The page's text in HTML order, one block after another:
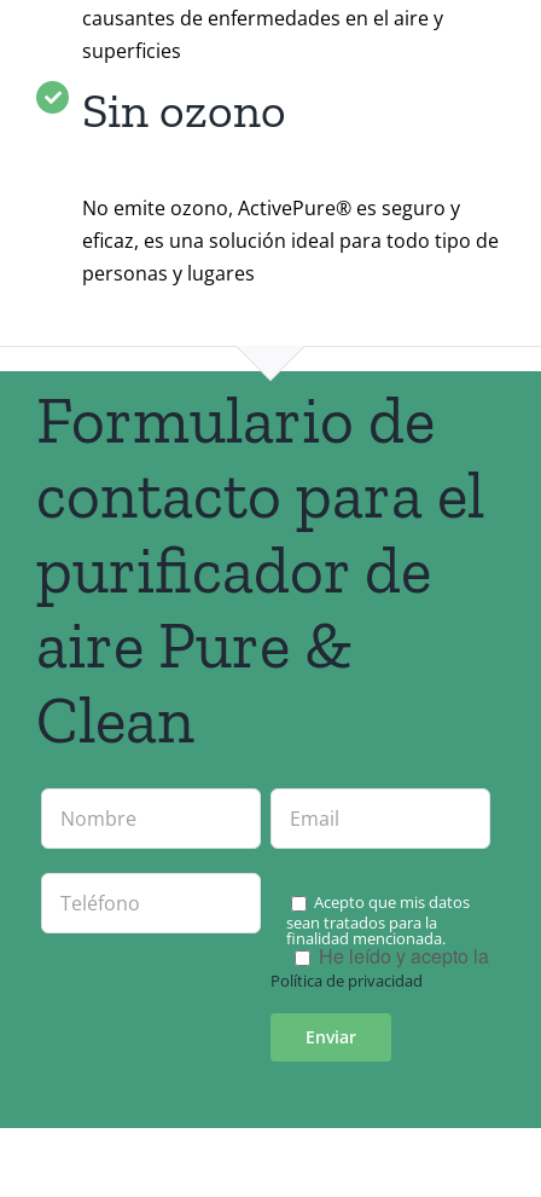
causantes de enfermedades en el aire y
superficies
Sin ozono
No emite ozono, ActivePure® es seguro y
eficaz, es una solución ideal para todo tipo de
personas y lugares
Formulario de
contacto para el
purificador de
aire Pure &
Clean
Acepto que mis datos
sean tratados para la
finalidad mencionada.
He leído y acepto la
Política de privacidad